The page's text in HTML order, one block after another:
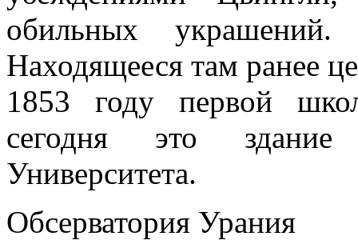
обильных
Находящееся там ранее
1853 году первой
сегодня это здание
Университета.
Обсерватория Урания